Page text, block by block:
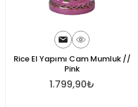
Rice El Yapımı Cam Mumluk //
Pink
1.799,90₺